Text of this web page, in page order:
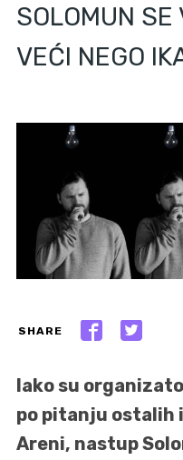
SOLOMUN
VEĆI NEGO
SHARE
Iako su
po pitanju ostalih
Areni, nastup